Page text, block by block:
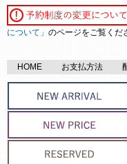
について」 のページをご覧くだ
HOME お支払方法